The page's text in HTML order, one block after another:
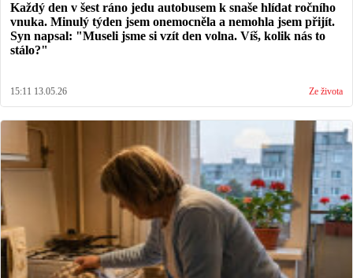
Každý den v šest ráno jedu autobusem k snaše hlídat ročního
vnuka. Minulý týden jsem onemocněla a nemohla jsem přijít.
Syn napsal: "Museli jsme si vzít den volna. Víš, kolik nás to
stálo?"
15:11 13.05.26 Ze života